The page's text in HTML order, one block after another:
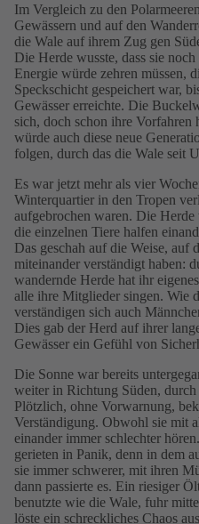
Im Vergleich zu den
Gewässern und auf den
die Wale auf ihrem Zug gen
Die Herde wusste, dass sie
Energie würde zehren müssen,
Speckschicht gespeichert war,
Gewässer erreichte. Die
sich, doch schon ihre Vorfahren
würde auch diese neue
folgen, durch das die Wale seit
Es war jetzt mehr als vier
Winterquartier in den Tropen
aufgebrochen waren. Die
die einzelnen Tiere halfen
Das geschah auf die Weise, auf
miteinander verständigt haben:
wandernde Herde hat ihr
alle ihre Mitglieder singen. Wie
verständigen sich auch
Dies gab der Herd auf ihrer
Gewässer ein Gefühl von
Die Sonne war bereits
weiter in Richtung Süden, durch
Plötzlich, ohne Vorwarnung,
Verständigung. Obwohl sie mit
einander immer schlechter
gerieten in Panik, denn in dem
sie immer schwerer, mit ihren
dann passierte es. Ein riesiger
benutzte wie die Wale, fuhr
löste ein schreckliches Chaos